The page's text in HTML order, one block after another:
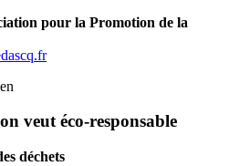
pour la Promotion de la
veut éco-responsable
déchets